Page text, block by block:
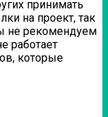
принимать
на проект, так
не рекомендуем
работает
которые